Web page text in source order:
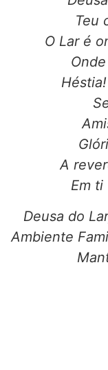
Teu
O Lar é
A
Em
Deusa do
Ambiente